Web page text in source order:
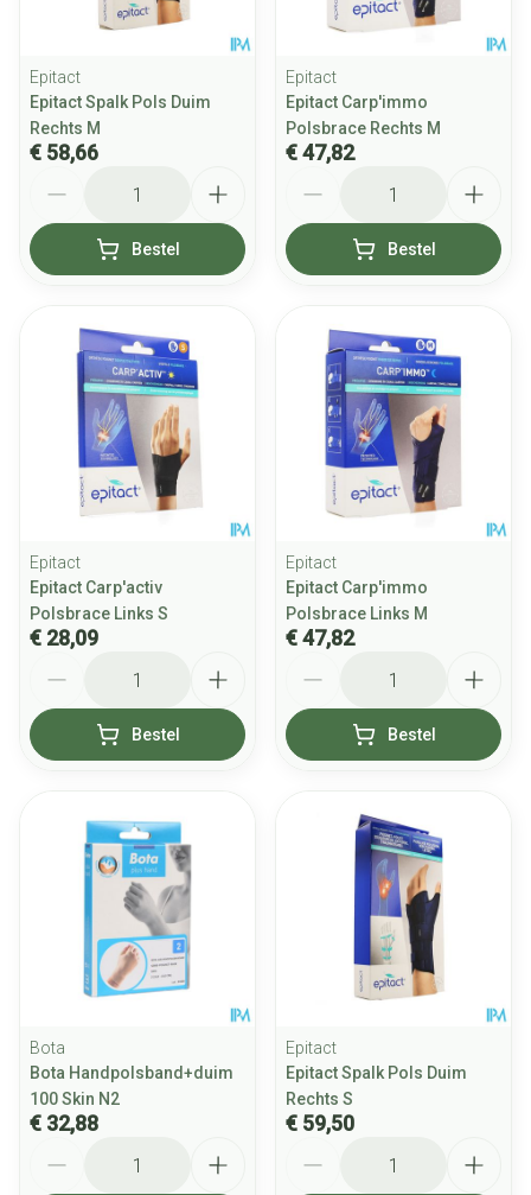
Epitact
Epitact Spalk Pols Duim
Rechts M
€ 58,66
Bestel
Epitact
Epitact Carp'immo
Polsbrace Rechts M
€ 47,82
Bestel
Epitact
Epitact Carp'activ
Polsbrace Links S
€ 28,09
Bestel
Epitact
Epitact Carp'immo
Polsbrace Links M
€ 47,82
Bestel
Bota
Bota Handpolsband+duim
100 Skin N2
€ 32,88
Epitact
Epitact Spalk Pols Duim
Rechts S
€ 59,50